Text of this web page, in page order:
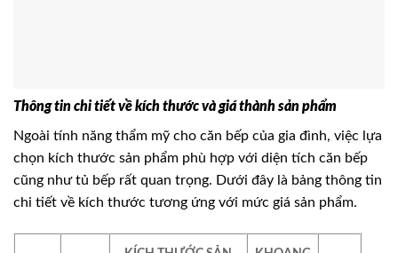
Thông tin chi tiết về kích thước và giá thành sản phẩm
Ngoài tính năng thẩm mỹ cho căn bếp của gia đình, việc lựa
chọn kích thước sản phẩm phù hợp với diện tích căn bếp
cũng như tủ bếp rất quan trọng. Dưới đây là bảng thông tin
chi tiết về kích thước tương ứng với mức giá sản phẩm.